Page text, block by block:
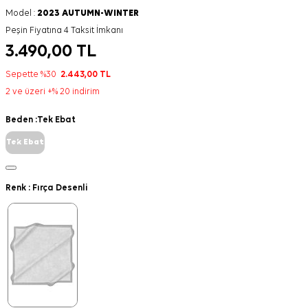
Model : 2023 AUTUMN-WINTER
Peşin Fiyatına 4 Taksit İmkanı
3.490,00 TL
Sepette %30 2.443,00 TL
2 ve üzeri +% 20 indirim
Beden :Tek Ebat
Tek Ebat
Renk : Fırça Desenli